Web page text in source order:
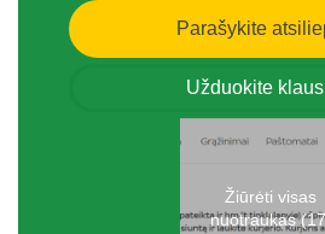
Parašykite
Užduokite
Žiūrėti visas
nuotraukas